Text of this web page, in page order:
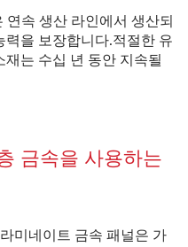
연속 생산 라인에서 생산되
력을 보장합니다.적절한 유
는 수십 년 동안 지속될
금속을 사용하는
라미네이트 금속 패널은 가